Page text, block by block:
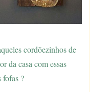
cordõezinhos de
da casa com essas
fofas ?